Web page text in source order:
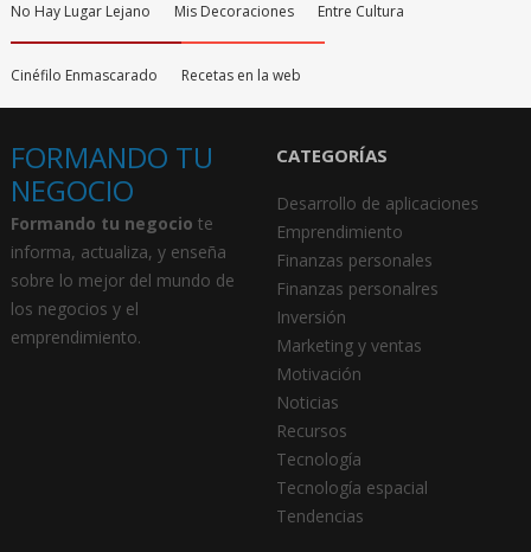
No Hay Lugar Lejano Mis Decoraciones Entre Cultura
Cinéfilo Enmascarado Recetas en la web
FORMANDO TU
NEGOCIO
Formando tu negocio te
informa, actualiza, y enseña
sobre lo mejor del mundo de
los negocios y el
emprendimiento.
CATEGORÍAS
Desarrollo de aplicaciones
Emprendimiento
Finanzas personales
Finanzas personalres
Inversión
Marketing y ventas
Motivación
Noticias
Recursos
Tecnología
Tecnología espacial
Tendencias